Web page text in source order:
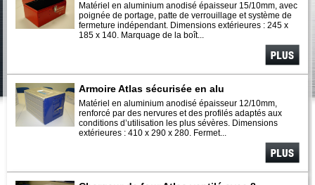
Matériel en aluminium anodisé épaisseur 15/10mm, avec
poignée de portage, patte de verrouillage et système de
fermeture indépendant. Dimensions extérieures : 245 x
185 x 140. Marquage de la boît...
Voir plus
Armoire Atlas sécurisée en alu
Matériel en aluminium anodisé épaisseur 12/10mm,
renforcé par des nervures et des profilés adaptés aux
conditions d’utilisation les plus sévères. Dimensions
extérieures : 410 x 290 x 280. Fermet...
Voir plus